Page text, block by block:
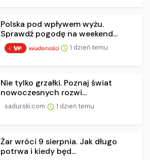
Polska pod wpływem wyżu.
Sprawdź pogodę na weekend...
1 dzień temu
Nie tylko grzałki. Poznaj świat
nowoczesnych rozwi...
sadurski.com 1 dzień temu
Żar wróci 9 sierpnia. Jak długo
potrwa i kiedy będ...